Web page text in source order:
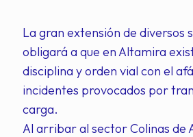
La gran extensión de diversos
obligará a que en Altamira
disciplina y orden vial con el
incidentes provocados por
carga.
Al arribar al sector Colinas de